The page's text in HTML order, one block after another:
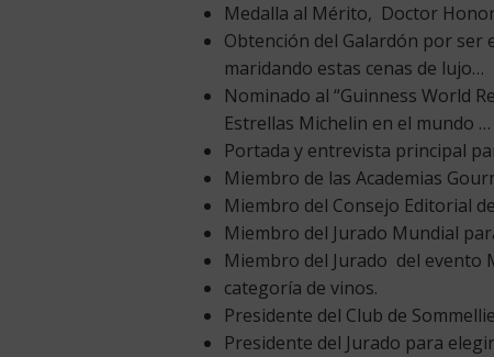
Medalla al Mérito, Doctor
Obtención del Galardón por ser
maridando estas cenas de lujo…
Nominado al “Guinness World
Estrellas Michelin en el mundo …
Portada y entrevista principal
Miembro de las Academias
Miembro del Consejo Editorial
Miembro del Jurado Mundial
Miembro del Jurado del evento
categoría de vinos.
Presidente del Club de
Presidente del Jurado para